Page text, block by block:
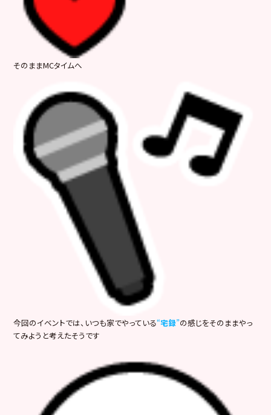
そのままMCタイムへ
今回のイベントでは、いつも家でやっている“宅録”の感じをそのままやっ
てみようと考えたそうです